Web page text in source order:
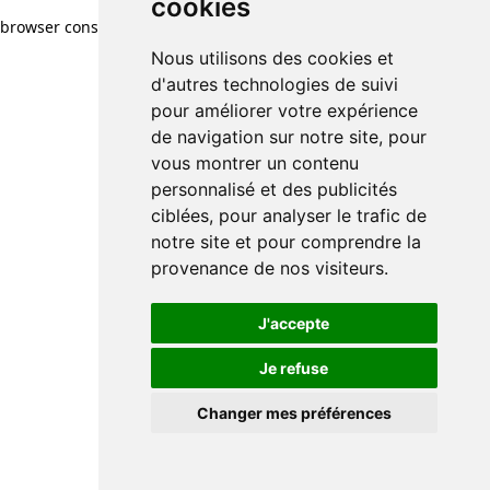
cookies
Nous utilisons des cookies et
d'autres technologies de suivi
pour améliorer votre expérience
de navigation sur notre site, pour
vous montrer un contenu
personnalisé et des publicités
ciblées, pour analyser le trafic de
notre site et pour comprendre la
provenance de nos visiteurs.
J'accepte
Je refuse
Changer mes préférences
browser console for more information)